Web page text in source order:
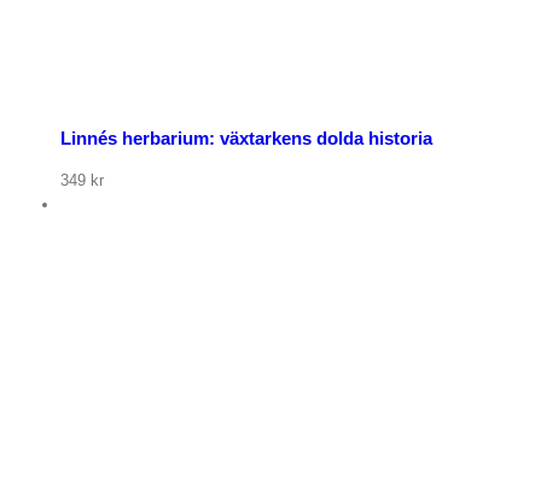
Linnés herbarium: växtarkens dolda historia
349 kr